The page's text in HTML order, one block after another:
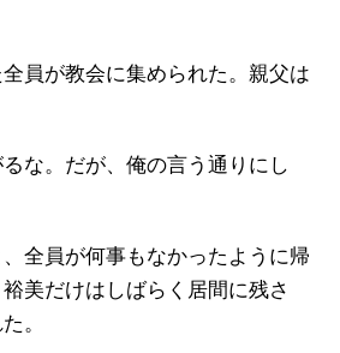
員が教会に集められた。親父は
るな。だが、俺の言う通りにし
全員が何事もなかったように帰
美だけはしばらく居間に残さ
。